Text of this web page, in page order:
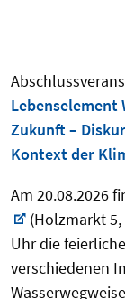
Lebenselement
Zukunft –
Kontext der
Am 20.08.2026
(Holzmarkt 5,
Uhr die
verschiedenen